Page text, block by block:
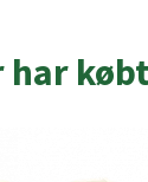
har